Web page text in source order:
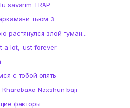
savarim TRAP
тьюм 3
растянулся злой туман...
a lot, just forever
с тобой опять
Kharabaxa Naxshun baji
факторы